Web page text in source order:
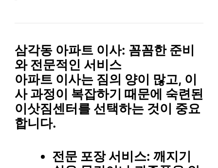
삼각동 아파트 이사: 꼼꼼한 준비
와 전문적인 서비스
아파트 이사는 짐의 양이 많고, 이
사 과정이 복잡하기 때문에 숙련된
이삿짐센터를 선택하는 것이 중요
합니다.
전문 포장 서비스: 깨지기